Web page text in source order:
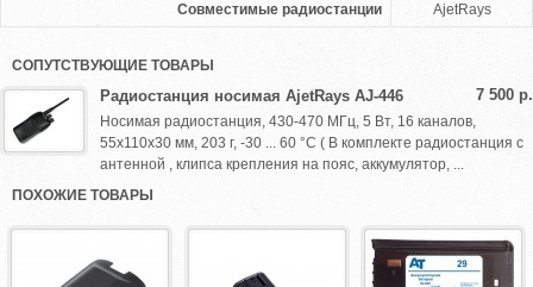
Совместимые радиостанции AjetRays
СОПУТСТВУЮЩИЕ ТОВАРЫ
7 500 р.
Радиостанция носимая AjetRays AJ-446
Носимая радиостанция, 430-470 МГц, 5 Вт, 16 каналов,
55x110x30 мм, 203 г, -30 ... 60 °С ( В комплекте радиостанция с
антенной , клипса крепления на пояс, аккумулятор, ...
ПОХОЖИЕ ТОВАРЫ